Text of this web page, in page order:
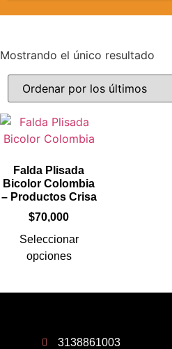
Mostrando el único resultado
Falda Plisada
Bicolor Colombia
– Productos Crisa
$70,000
Seleccionar
opciones
3138861003